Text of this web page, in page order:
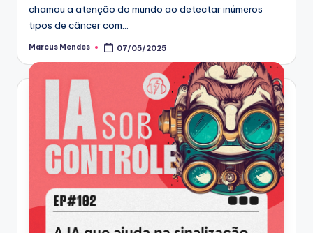
chamou a atenção do mundo ao detectar inúmeros
tipos de câncer com…
Posted
Marcus Mendes 07/05/2025